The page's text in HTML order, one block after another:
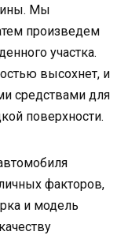
Мы
произведем
участка.
высохнет, и
средствами для
поверхности.
факторов,
и модель